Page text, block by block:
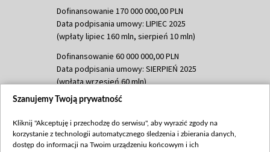
Dofinansowanie 170 000 000,00 PLN
Data podpisania umowy: LIPIEC 2025
(wpłaty lipiec 160 mln, sierpień 10 mln)
Dofinansowanie 60 000 000,00 PLN
Data podpisania umowy: SIERPIEŃ 2025
(wpłata wrzesień 60 mln)
Dofinansowanie 635 783 051,21 PLN
(wpłata wrzesień 100 mln, październik 350
mln, listopad 265 mln)
Szanujemy Twoją prywatność
Kliknij "Akceptuję i przechodzę do serwisu", aby wyrazić zgody na
korzystanie z technologii automatycznego śledzenia i zbierania danych,
dostęp do informacji na Twoim urządzeniu końcowym i ich